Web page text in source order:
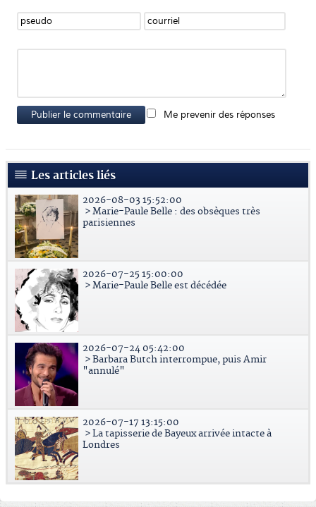
Publier le commentaire Me prevenir des réponses
Les articles liés
2026-08-03 15:52:00
> Marie-Paule Belle : des obsèques très
parisiennes
2026-07-25 15:00:00
> Marie-Paule Belle est décédée
2026-07-24 05:42:00
> Barbara Butch interrompue, puis Amir
"annulé"
2026-07-17 13:15:00
> La tapisserie de Bayeux arrivée intacte à
Londres